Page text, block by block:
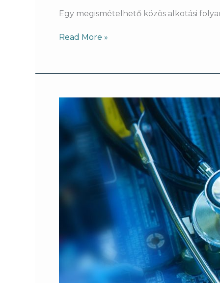
Egy megismételhető közös alkotási
Read More »
Sajtóközlemény